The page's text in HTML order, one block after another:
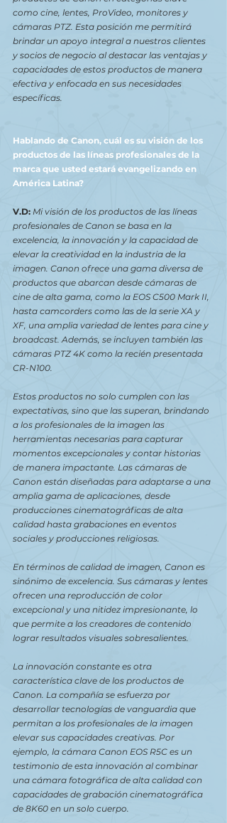
como cine, lentes, ProVideo, monitores y
cámaras PTZ. Esta posición me permitirá
brindar un apoyo integral a nuestros clientes
y socios de negocio al destacar las ventajas y
capacidades de estos productos de manera
efectiva y enfocada en sus necesidades
específicas.
Hablando de Canon, cuál es su visión de los
productos de las líneas profesionales de la
marca que usted estará evangelizando en
América Latina?
V.D: Mi visión de los productos de las líneas
profesionales de Canon se basa en la
excelencia, la innovación y la capacidad de
elevar la creatividad en la industria de la
imagen. Canon ofrece una gama diversa de
productos que abarcan desde cámaras de
cine de alta gama, como la EOS C500 Mark II,
hasta camcorders como las de la serie XA y
XF, una amplia variedad de lentes para cine y
broadcast. Además, se incluyen también las
cámaras PTZ 4K como la recién presentada
CR-N100.
Estos productos no solo cumplen con las
expectativas, sino que las superan, brindando
a los profesionales de la imagen las
herramientas necesarias para capturar
momentos excepcionales y contar historias
de manera impactante. Las cámaras de
Canon están diseñadas para adaptarse a una
amplia gama de aplicaciones, desde
producciones cinematográficas de alta
calidad hasta grabaciones en eventos
sociales y producciones religiosas.
En términos de calidad de imagen, Canon es
sinónimo de excelencia. Sus cámaras y lentes
ofrecen una reproducción de color
excepcional y una nitidez impresionante, lo
que permite a los creadores de contenido
lograr resultados visuales sobresalientes.
La innovación constante es otra
característica clave de los productos de
Canon. La compañía se esfuerza por
desarrollar tecnologías de vanguardia que
permitan a los profesionales de la imagen
elevar sus capacidades creativas. Por
ejemplo, la cámara Canon EOS R5C es un
testimonio de esta innovación al combinar
una cámara fotográfica de alta calidad con
capacidades de grabación cinematográfica
de 8K60 en un solo cuerpo.